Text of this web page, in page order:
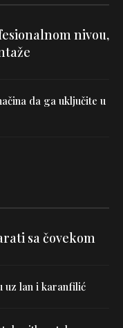
nivou,
da ga uključite u
sa čovekom
uz lan i karanfilić